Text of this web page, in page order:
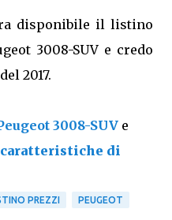
disponibile il listino
3008-SUV e credo
2017.
3008-SUV e
caratteristiche di
PREZZI PEUGEOT